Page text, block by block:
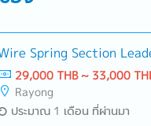
Spring Section
29,000 THB ~ 33,000
Rayong
ประมาณ 1 เดือน ที่ผ่านมา